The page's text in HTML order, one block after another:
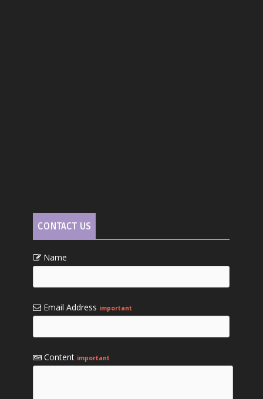
CONTACT US
Name
Email Address important
Content important